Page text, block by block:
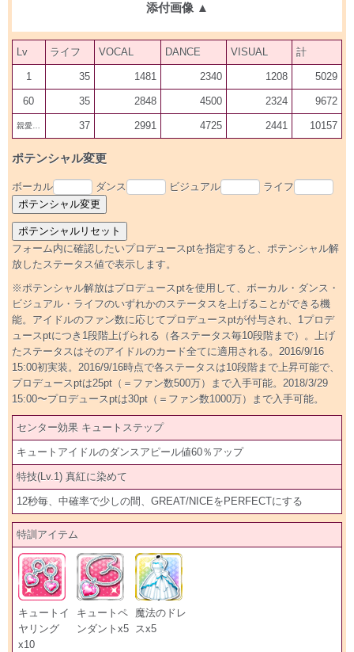
添付画像 ▲
Lv ライフ VOCAL DANCE VISUAL 計
1 35 1481 2340 1208 5029
60 35 2848 4500 2324 9672
親愛100 37 2991 4725 2441 10157
ポテンシャル変更
ボーカル ダンス ビジュアル ライフ
フォーム内に確認したいプロデュースptを指定すると、ポテンシャル解
放したステータス値で表示します。
※ポテンシャル解放はプロデュースptを使用して、ボーカル・ダンス・
ビジュアル・ライフのいずれかのステータスを上げることができる機
能。アイドルのファン数に応じてプロデュースptが付与され、1プロデ
ュースptにつき1段階上げられる（各ステータス毎10段階まで）。上げ
たステータスはそのアイドルのカード全てに適用される。2016/9/16
15:00初実装。2016/9/16時点で各ステータスは10段階まで上昇可能で、
プロデュースptは25pt（＝ファン数500万）まで入手可能。2018/3/29
15:00〜プロデュースptは30pt（＝ファン数1000万）まで入手可能。
センター効果 キュートステップ
キュートアイドルのダンスアピール値60％アップ
特技(Lv.1) 真紅に染めて
12秒毎、中確率で少しの間、GREAT/NICEをPERFECTにする
特訓アイテム
キュートイ
ヤリング
x10
キュートペ
ンダントx5
魔法のドレ
スx5